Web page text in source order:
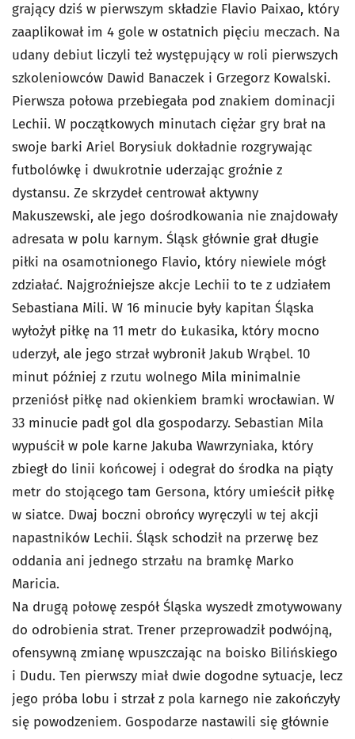
grający dziś w pierwszym składzie Flavio Paixao, który
zaaplikował im 4 gole w ostatnich pięciu meczach. Na
udany debiut liczyli też występujący w roli pierwszych
szkoleniowców Dawid Banaczek i Grzegorz Kowalski.
Pierwsza połowa przebiegała pod znakiem dominacji
Lechii. W początkowych minutach ciężar gry brał na
swoje barki Ariel Borysiuk dokładnie rozgrywając
futbolówkę i dwukrotnie uderzając groźnie z
dystansu. Ze skrzydeł centrował aktywny
Makuszewski, ale jego dośrodkowania nie znajdowały
adresata w polu karnym. Śląsk głównie grał długie
piłki na osamotnionego Flavio, który niewiele mógł
zdziałać. Najgroźniejsze akcje Lechii to te z udziałem
Sebastiana Mili. W 16 minucie były kapitan Śląska
wyłożył piłkę na 11 metr do Łukasika, który mocno
uderzył, ale jego strzał wybronił Jakub Wrąbel. 10
minut później z rzutu wolnego Mila minimalnie
przeniósł piłkę nad okienkiem bramki wrocławian. W
33 minucie padł gol dla gospodarzy. Sebastian Mila
wypuścił w pole karne Jakuba Wawrzyniaka, który
zbiegł do linii końcowej i odegrał do środka na piąty
metr do stojącego tam Gersona, który umieścił piłkę
w siatce. Dwaj boczni obrońcy wyręczyli w tej akcji
napastników Lechii. Śląsk schodził na przerwę bez
oddania ani jednego strzału na bramkę Marko
Maricia.
Na drugą połowę zespół Śląska wyszedł zmotywowany
do odrobienia strat. Trener przeprowadził podwójną,
ofensywną zmianę wpuszczając na boisko Bilińskiego
i Dudu. Ten pierwszy miał dwie dogodne sytuacje, lecz
jego próba lobu i strzał z pola karnego nie zakończyły
się powodzeniem. Gospodarze nastawili się głównie